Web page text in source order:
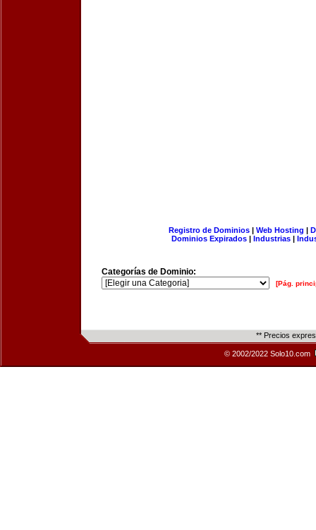
Registro de Dominios| Web Hosting |
Dominios Expirados | Industrias |
Categorías de Dominio:
[Pág.
** Precios
© 2002/2022 Solo10.com